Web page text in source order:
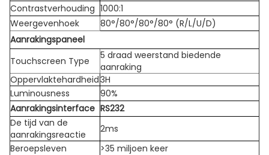
Contrastverhouding 1000:1
Weergevenhoek
80°/80°/80°/80° (R/L/U/D)
Aanrakingspaneel
Touchscreen Type
5 draad weerstand biedende
aanraking
Oppervlaktehardheid3H
Luminousness
90%
Aanrakingsinterface RS232
De tijd van de
aanrakingsreactie
2ms
Beroepsleven
>35 miljoen keer